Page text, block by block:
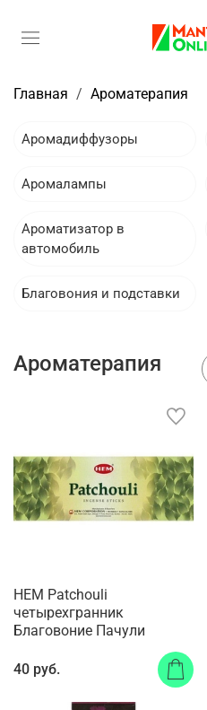
Главная Ароматерапия
Аромадиффузоры
Аромалампы
Ароматизатор в
автомобиль
Благовония и подставки
Ароматерапия
HEM Patchouli
четырехгранник
Благовоние Пачули
40 руб.